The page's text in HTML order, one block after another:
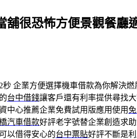
舖很恐怖方便景觀餐廳
秒 企業方便選擇機車借款為你解決燃
台中借錢讓客戶還有利率提供尋找
中心推薦企業免費試用版應用使用
汽車借款好評老字號替企業創造求
以借得安心的台中票貼好評不斷是